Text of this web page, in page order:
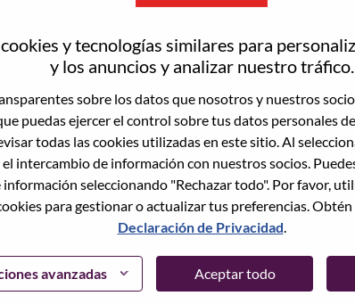
y tecnologías similares para
y los anuncios y analizar nuestro tráfico.
sobre los datos que nosotros y nuestros
puedas ejercer el control sobre tus datos personales
todas las cookies utilizadas en este sitio. Al
el intercambio de información con nuestros socios.
seleccionando "Rechazar todo". Por favor,
para gestionar o actualizar tus preferencias.
Declaración de Privacidad.
avanzadas Aceptar todo
what we do. We WOW our customers.
powerhouse, ranked #153 in the Fortune Global
in 180 markets. Focused on a bold vision to deliver
its success as the world’s largest PC company with a
optimized devices (PCs, workstations, smartphones,
performance computing and software defined
Lenovo’s continued investment in world-changing
and smarter future for everyone, everywhere.